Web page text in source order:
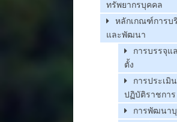
ทรัพยากรบุคคล
หลักเกณฑ์การบ
และพัฒนา
การบรรจุแ
ตั้ง
การประเมิ
ปฏิบัติราชการ
การพัฒนา